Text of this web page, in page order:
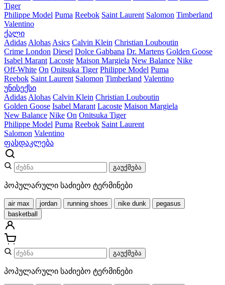
Tiger
Philippe Model Puma Reebok Saint Laurent Salomon Timberland
Valentino
ქალი
Adidas Alohas Asics Calvin Klein Christian Louboutin
Crime London Diesel Dolce Gabbana Dr. Martens Golden Goose
Isabel Marant Lacoste Maison Margiela New Balance Nike
Off-White On Onitsuka Tiger Philippe Model Puma
Reebok Saint Laurent Salomon Timberland Valentino
უნისექსი
Adidas Alohas Calvin Klein Christian Louboutin
Golden Goose Isabel Marant Lacoste Maison Margiela
New Balance Nike On Onitsuka Tiger
Philippe Model Puma Reebok Saint Laurent
Salomon Valentino
ფასდაკლება
გაუქმება
პოპულარული საძიებო ტერმინები
air max jordan running shoes nike dunk
pegasus
basketball
გაუქმება
პოპულარული საძიებო ტერმინები